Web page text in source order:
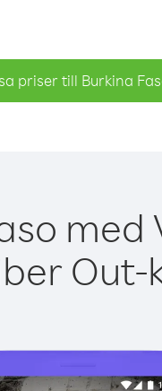
priser till Burkina
med